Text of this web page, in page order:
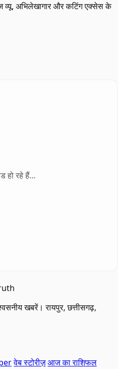
अभिलेखागार और कटिंग एक्सेस के
हो रहे हैं…
खबरें। रायपुर, छत्तीसगढ़,
वेब स्टोरीज़आज का राशिफल